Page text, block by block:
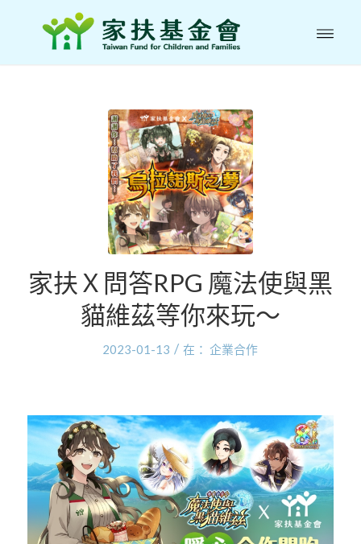
家扶Ｘ問答RPG 魔法使與黑
貓維茲等你來玩～
2023-01-13 / 在：企業合作